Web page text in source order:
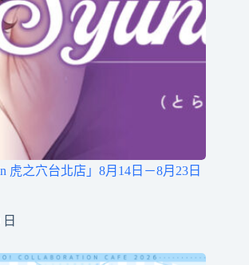
虎之穴台北店」8月14日－8月23日